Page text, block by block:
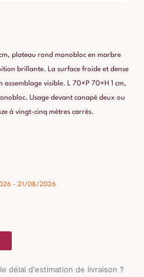
plateau rond monobloc en marbre
brillante. La surface froide et dense
assemblage visible. L 70×P 70×H 1 cm,
Usage devant canapé deux ou
à vingt-cinq mètres carrés.
- 21/08/2026
délai d'estimation de livraison ?